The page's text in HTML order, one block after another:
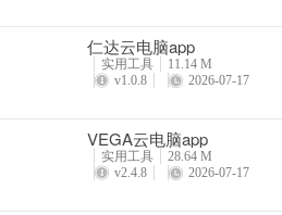
• 优化部分页面元素显示逻辑
仁达云电脑app
实用工具
11.14 M
v1.0.8
2026-07-17
VEGA云电脑app
实用工具
28.64 M
v2.4.8
2026-07-17